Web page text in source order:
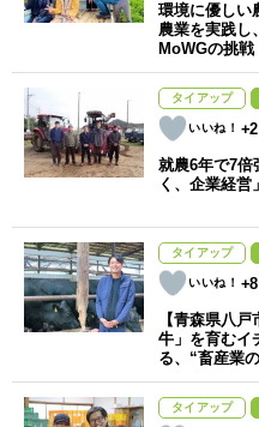
環境に優しい
農業を実践し
MoWGの挑戦
タイアップ
就農6年で7倍
く、企業経
タイアップ
+8
【青森県八
牛」を育むイ
る、“畜産業
タイアップ